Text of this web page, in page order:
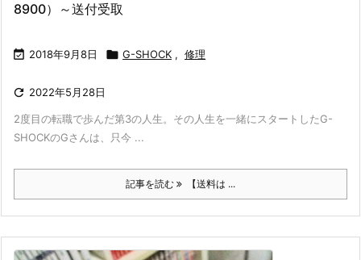
8900）～送付受取
 2018年9月8日  G-SHOCK , 修理
 2022年5月28日
2度目の転職で歩んだ第3の人生。その人生を一緒にスタートしたG-
SHOCKのGさんは、只今 ...
記事を読む 【送料は ...